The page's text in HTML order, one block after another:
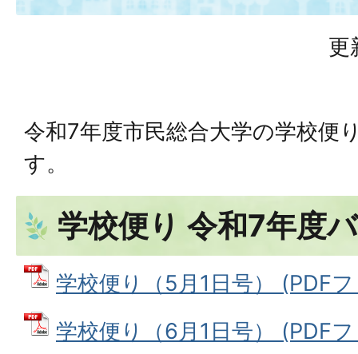
更
令和7年度市民総合大学の学校便
す。
学校便り 令和7年度
学校便り（5月1日号） (PDF
学校便り（6月1日号） (PDF